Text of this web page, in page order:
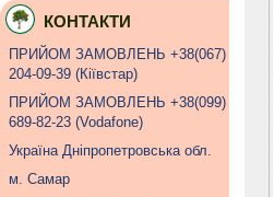
КОНТАКТИ
ПРИЙОМ ЗАМОВЛЕНЬ +38(067)
204-09-39 (Кiївстар)
ПРИЙОМ ЗАМОВЛЕНЬ +38(099)
689-82-23 (Vodafone)
Україна Дніпропетровська обл.
м. Самар